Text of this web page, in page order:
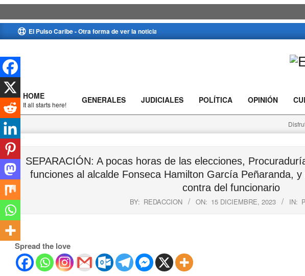
to
El Pulso Caribe - Otra forma de ver la noticia
Primary
Navigation
Menu
HOME
It all starts here! GENERALES JUDICIALES POLÍTICA OPINIÓN
SEPARACIÓN: A pocas horas de las elecciones,
funciones al alcalde Fonseca Hamilton García Peñaranda,
contra del funcionario
BY: REDACCION ON: 15 DICIEMBRE, 2023 IN:
Spread the love